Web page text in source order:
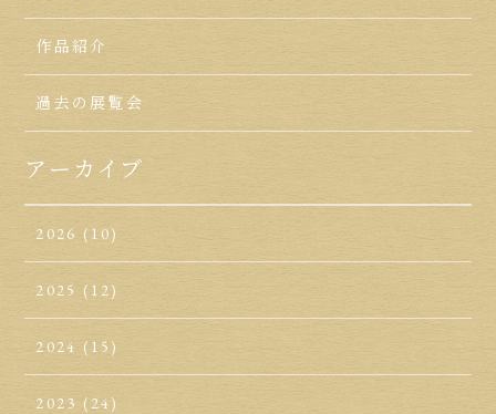
作品紹介
過去の展覧会
アーカイブ
2026 (10)
2025 (12)
2024 (15)
2023 (24)